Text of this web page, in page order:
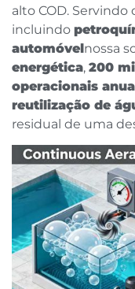
alto COD.
incluindo
automóvelnossa
energética, 200
operacionais
reutilização de
residual de uma